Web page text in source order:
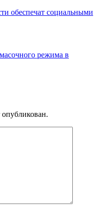
обеспечат социальными
режима в